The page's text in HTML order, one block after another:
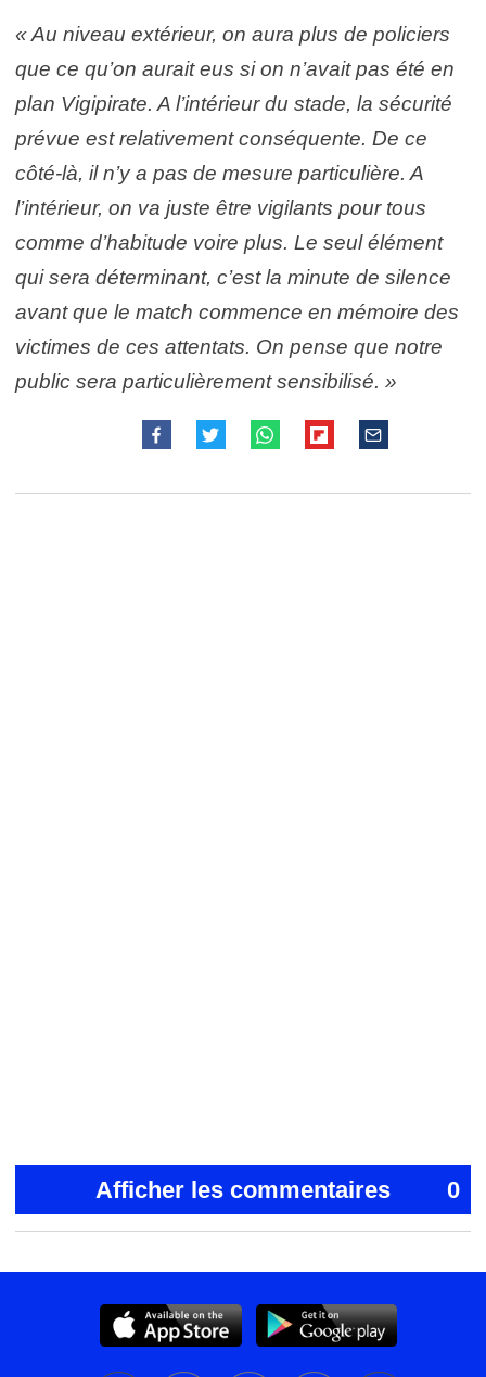
« Au niveau extérieur, on aura plus de policiers
que ce qu’on aurait eus si on n’avait pas été en
plan Vigipirate. A l’intérieur du stade, la sécurité
prévue est relativement conséquente. De ce
côté-là, il n’y a pas de mesure particulière. A
l’intérieur, on va juste être vigilants pour tous
comme d’habitude voire plus. Le seul élément
qui sera déterminant, c’est la minute de silence
avant que le match commence en mémoire des
victimes de ces attentats. On pense que notre
public sera particulièrement sensibilisé. »
Afficher les commentaires 0